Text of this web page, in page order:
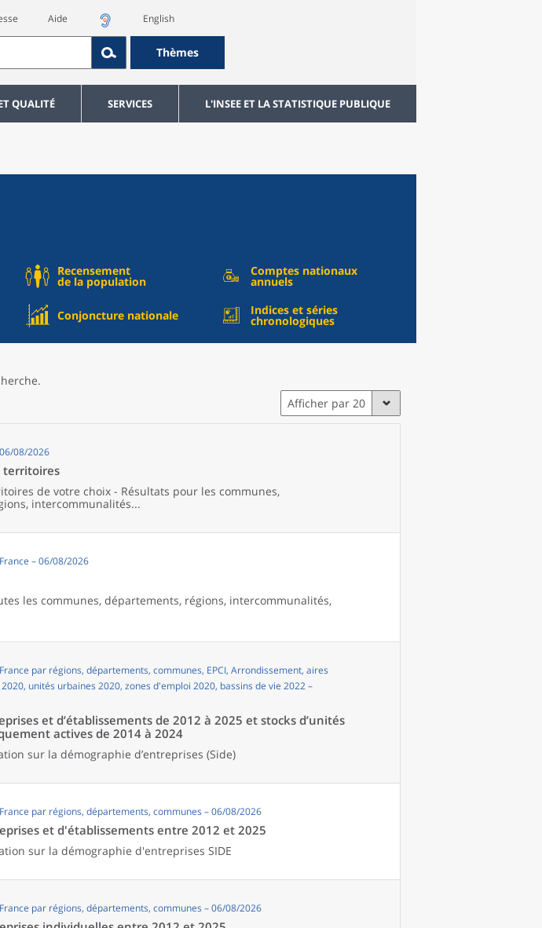
Aide English
Thèmes
QUALITÉ SERVICES L'INSEE ET LA STATISTIQUE PUBLIQUE
Recensement
de la population
Comptes nationaux
annuels
Conjoncture nationale Indices et séries
chronologiques
.
Afficher par 20
06/08/2026
territoires
de votre choix - Résultats pour les communes,
intercommunalités...
France – 06/08/2026
les communes, départements, régions, intercommunalités,
France par régions, départements, communes, EPCI, Arrondissement, aires
unités urbaines 2020, zones d'emploi 2020, bassins de vie 2022 –
et d’établissements de 2012 à 2025 et stocks d’unités
actives de 2014 à 2024
sur la démographie d’entreprises (Side)
France par régions, départements, communes – 06/08/2026
et d'établissements entre 2012 et 2025
sur la démographie d'entreprises SIDE
France par régions, départements, communes – 06/08/2026